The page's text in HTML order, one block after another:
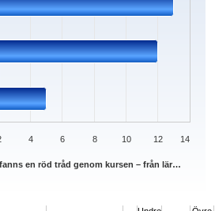
en röd tråd genom kursen – från lär…
4 6 8 10 12 14